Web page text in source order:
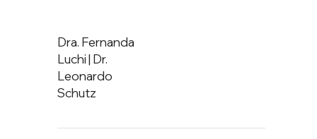
Dra. Fernanda
Luchi | Dr.
Leonardo
Schutz